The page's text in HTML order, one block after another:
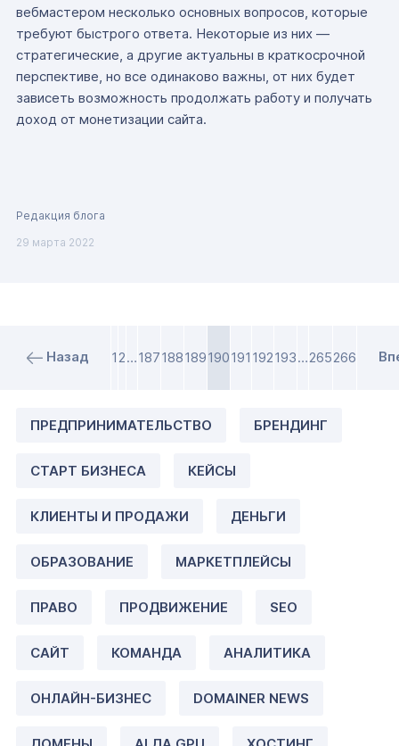
вебмастером несколько основных вопросов, которые
требуют быстрого ответа. Некоторые из них —
стратегические, а другие актуальны в краткосрочной
перспективе, но все одинаково важны, от них будет
зависеть возможность продолжать работу и получать
доход от монетизации сайта.
Редакция блога
29 марта 2022
Назад 12…187188189190191 192193…265266
ПРЕДПРИНИМАТЕЛЬСТВО БРЕНДИНГ
СТАРТ БИЗНЕСА КЕЙСЫ
КЛИЕНТЫ И ПРОДАЖИ ДЕНЬГИ
ОБРАЗОВАНИЕ МАРКЕТПЛЕЙСЫ
ПРАВО ПРОДВИЖЕНИЕ SEO
САЙТ КОМАНДА АНАЛИТИКА
ОНЛАЙН-БИЗНЕС DOMAINER NEWS